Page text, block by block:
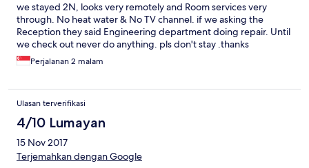
we stayed 2N, looks very remotely and Room services very
through. No heat water & No TV channel. if we asking the
Reception they said Engineering department doing repair. Until
we check out never do anything. pls don't stay .thanks
Perjalanan 2 malam
Ulasan terverifikasi
4/10 Lumayan
15 Nov 2017
Terjemahkan dengan Google